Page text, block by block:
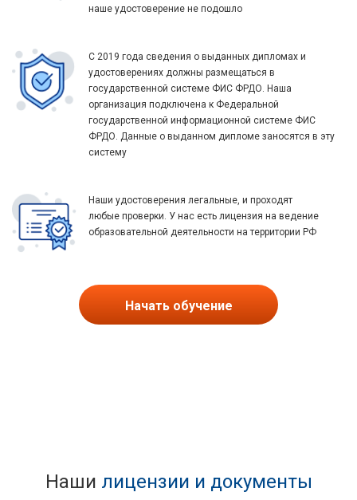
наше удостоверение не подошло
С 2019 года сведения о выданных дипломах и
удостоверениях должны размещаться в
государственной системе ФИС ФРДО. Наша
организация подключена к Федеральной
государственной информационной системе ФИС
ФРДО. Данные о выданном дипломе заносятся в эту
систему
Наши удостоверения легальные, и проходят
любые проверки. У нас есть лицензия на ведение
образовательной деятельности на территории РФ
Начать обучение
Наши лицензии и документы